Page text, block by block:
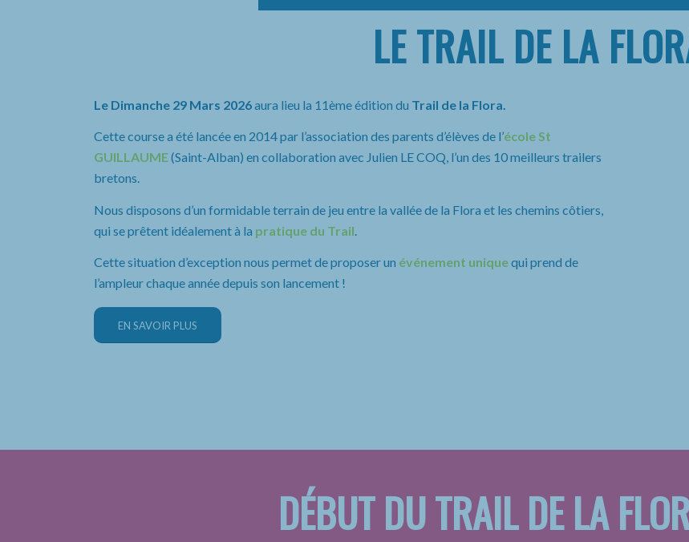
LE TRAIL DE LA
Le Dimanche 29 Mars 2026aura lieu la 11ème édition du Trail de la Flora.
Cette course a été lancée en 2014 par l’association des parents d’élèves de l’école St
GUILLAUME(Saint-Alban) en collaboration avec Julien LE COQ, l’un des 10 meilleurs trailers
bretons.
Nous disposons d’un formidable terrain de jeu entre la vallée de la Flora et les chemins côtiers,
qui se prêtent idéalement à la pratique du Trail
Cette situation d’exception nous permet de proposer un événement uniquequi prend de
l’ampleur chaque année depuis son lancement !
EN SAVOIR PLUS
DÉBUT DU TRAIL DE LA